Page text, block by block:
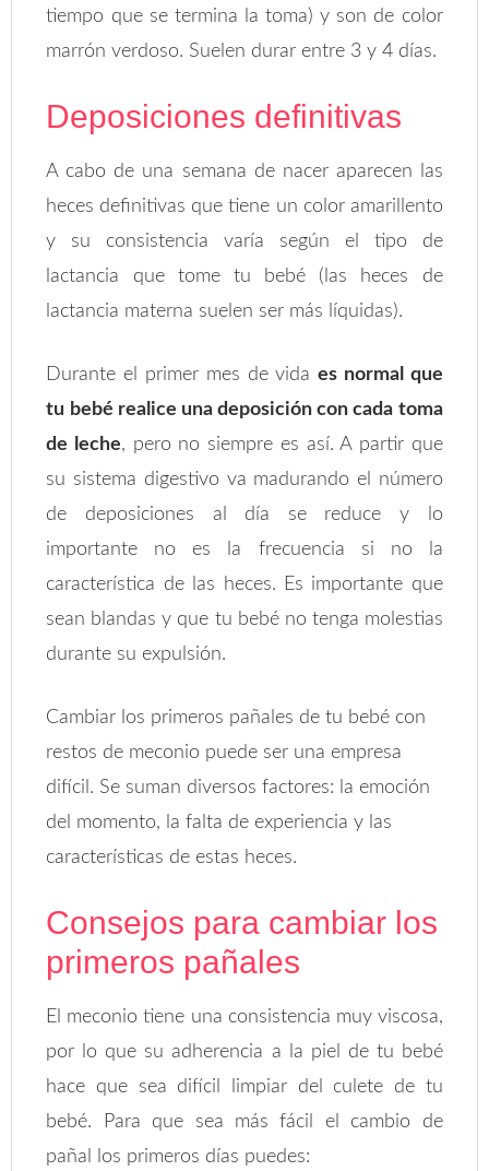
tiempo que se termina la toma) y son de color
marrón verdoso. Suelen durar entre 3 y 4 días.
Deposiciones definitivas
A cabo de una semana de nacer aparecen las
heces definitivas que tiene un color amarillento
y su consistencia varía según el tipo de
lactancia que tome tu bebé (las heces de
lactancia materna suelen ser más líquidas).
Durante el primer mes de vidaes normal que
tu bebé realice una deposición con cada toma
de leche, pero no siempre es así. A partir que
su sistema digestivo va madurando el número
de deposiciones al día se reduce y lo
importante no es la frecuencia si no la
característica de las heces. Es importante que
sean blandas y que tu bebé no tenga molestias
durante su expulsión.
Cambiar los primeros pañales de tu bebé con
restos de meconio puede ser una empresa
difícil. Se suman diversos factores: la emoción
del momento, la falta de experiencia y las
características de estas heces.
Consejos para cambiar los
primeros pañales
El meconio tiene una consistencia muy viscosa,
por lo que su adherencia a la piel de tu bebé
hace que sea difícil limpiar del culete de tu
bebé. Para que sea más fácil el cambio de
pañal los primeros días puedes: